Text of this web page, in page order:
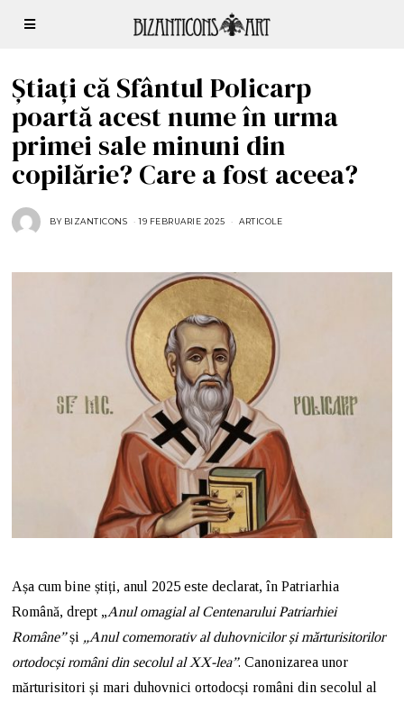
Știați că Sfântul Policarp
poartă acest nume în urma
primei sale minuni din
copilărie? Care a fost aceea?
BY BIZANTICONS 19 FEBRUARIE 2025
R
U
R
E
2
0
2
5
ARTICOLE
Așa cum bine știți, anul 2025 este declarat, în Patriarhia
Română, drept „Anul omagial al Centenarului Patriarhiei
Române”și „Anul comemorativ al duhovnicilor și mărturisitorilor
ortodocși români din secolul al XX-lea”. Canonizarea unor
mărturisitori și mari duhovnici ortodocși români din secolul al